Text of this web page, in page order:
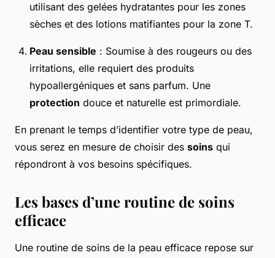
utilisant des gelées hydratantes pour les zones
sèches et des lotions matifiantes pour la zone T.
Peau sensible : Soumise à des rougeurs ou des
irritations, elle requiert des produits
hypoallergéniques et sans parfum. Une
protection douce et naturelle est primordiale.
En prenant le temps d’identifier votre type de peau,
vous serez en mesure de choisir des soins qui
répondront à vos besoins spécifiques.
Les bases d’une routine de soins
efficace
Une routine de soins de la peau efficace repose sur